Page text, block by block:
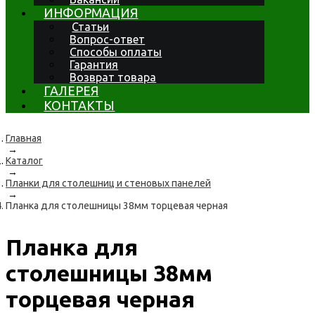
ИНФОРМАЦИЯ
Статьи
Вопрос-ответ
Способы оплаты
Гарантия
Возврат товара
ГАЛЕРЕЯ
КОНТАКТЫ
Главная
→
Каталог
→
Планки для столешниц и стеновых панелей
→
Планка для столешницы 38мм торцевая черная
Планка для
столешницы 38мм
торцевая черная